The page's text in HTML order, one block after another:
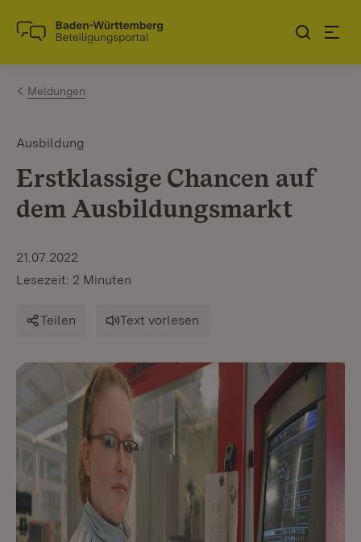
Zum Inhalt springen
Link zur Startseite
Meldungen
Ausbildung
Erstklassige Chancen auf
dem Ausbildungsmarkt
21.07.2022
Lesezeit: 2 Minuten
Teilen Text vorlesen